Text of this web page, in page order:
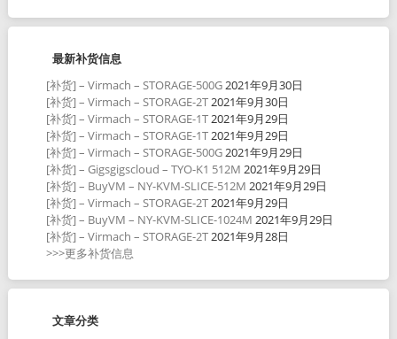
最新补货信息
[补货] – Virmach – STORAGE-500G2021年9月30日
[补货] – Virmach – STORAGE-2T2021年9月30日
[补货] – Virmach – STORAGE-1T2021年9月29日
[补货] – Virmach – STORAGE-1T2021年9月29日
[补货] – Virmach – STORAGE-500G2021年9月29日
[补货] – Gigsgigscloud – TYO-K1 512M 2021年9月29日
[补货] – BuyVM – NY-KVM-SLICE-512M 2021年9月29日
[补货] – Virmach – STORAGE-2T2021年9月29日
[补货] – BuyVM – NY-KVM-SLICE-1024M 2021年9月29日
[补货] – Virmach – STORAGE-2T2021年9月28日
>>>更多补货信息
文章分类